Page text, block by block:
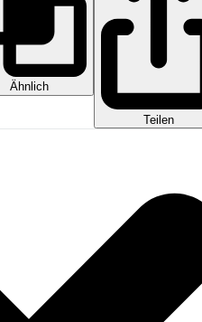
Ähnlich
Teilen